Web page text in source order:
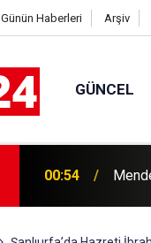
Günün Haberleri Arşiv
GÜNCEL
00:42